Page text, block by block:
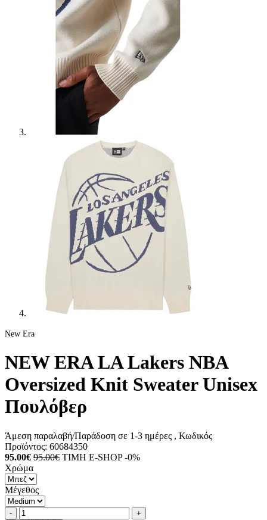
New Era
NEW ERA LA Lakers NBA
Oversized Knit Sweater Unisex
Πουλόβερ
Άμεση παραλαβή/Παράδοση σε 1-3 ημέρες , Κωδικός
Προϊόντος: 60684350
95.00€ 95.00€ ΤΙΜΗ E-SHOP -0%
Χρώμα
Μέγεθος
Ποσότητα
-product.increase.quantity +